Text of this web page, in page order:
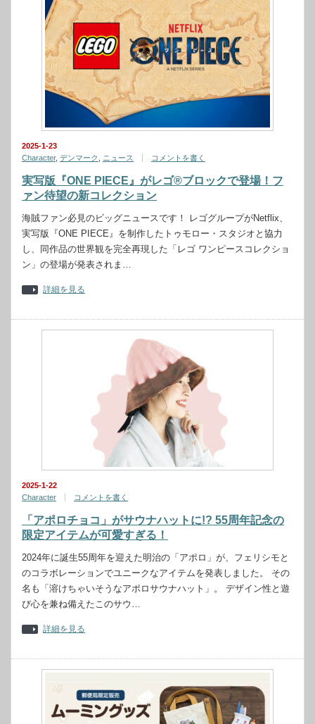
2025-1-23
Character, デンマーク ニュース コメントを書く
実写版『ONE PIECE』がレゴ®ブロックで登場！フ
ァン待望の新コレクション
海賊ファン必見のビッグニュースです！ レゴグループがNetflix、
実写版『ONE PIECE』を制作したトゥモロー・スタジオと協力
し、同作品の世界観を完全再現した「レゴ ワンピースコレクショ
ン」の登場が発表されま…
詳細を見る
2025-1-22
Character
コメントを書く
「アポロチョコ」がサウナハットに!? 55周年記念の
限定アイテムが可愛すぎる！
2024年に誕生55周年を迎えた明治の「アポロ」が、フェリシモと
のコラボレーションでユニークなアイテムを発表しました。 その
名も「溶けちゃいそうなアポロサウナハット」。 デザイン性と遊
び心を兼ね備えたこのサウ…
詳細を見る